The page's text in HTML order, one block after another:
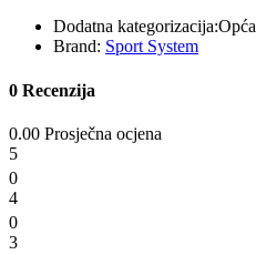
Dodatna kategorizacija:
Brand: Sport System
0 Recenzija
0.00 Prosječna ocjena
5
0
4
0
3